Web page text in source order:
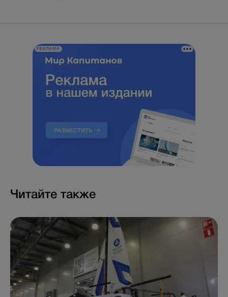
РЕКЛАМА
Читайте также